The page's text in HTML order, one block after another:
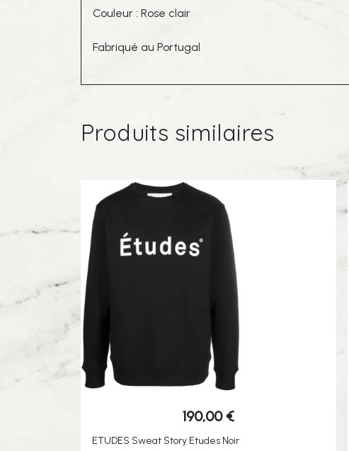
Couleur : Rose clair
Fabriqué au Portugal
Produits similaires
190,00 €
ETUDES Sweat Story Etudes Noir